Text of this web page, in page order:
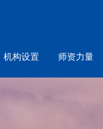
机构设置 师资力量